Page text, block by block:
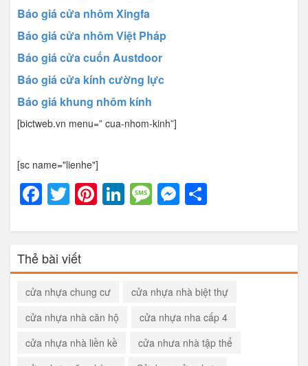
Báo giá cửa nhôm Xingfa
Báo giá cửa nhôm Việt Pháp
Báo giá cửa cuốn Austdoor
Báo giá cửa kính cường lực
Báo giá khung nhôm kính
[bictweb.vn menu=” cua-nhom-kinh”]
[sc name="lienhe"]
Facebook
Twitter
Pinterest
LinkedIn
Message
Messenger
Thẻ bài viết
cửa nhựa chung cư
cửa nhựa nhà biệt thự
cửa nhựa nhà căn hộ
cửa nhựa nha cấp 4
cửa nhựa nhà liền kề
cửa nhưa nhà tập thể